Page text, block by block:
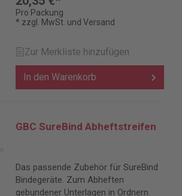
Pro Packung
* zzgl. MwSt. und Versand
Zur Merkliste hinzufügen
In den Warenkorb
GBC SureBind Abheftstreifen
Das passende Zubehör für SureBind
Bindegeräte. Zum Abheften
gebundener Unterlagen in Ordnern.